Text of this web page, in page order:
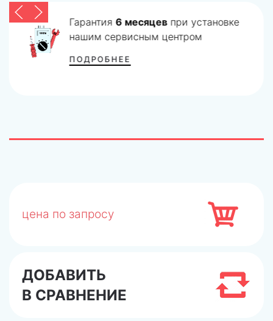
Гарантия 6 месяцевпри установке
нашим сервисным центром
ПОДРОБНЕЕ
цена по запросу
ДОБАВИТЬ
В СРАВНЕНИЕ